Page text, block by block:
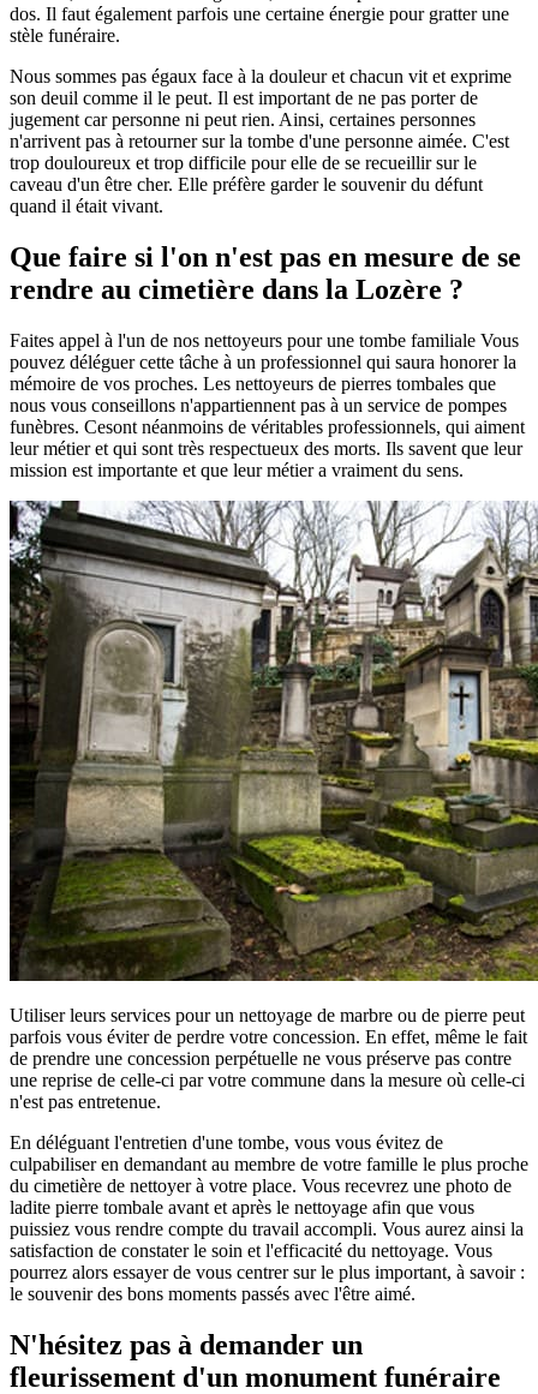
dos. Il faut également parfois une certaine énergie pour gratter une
stèle funéraire.
Nous sommes pas égaux face à la douleur et chacun vit et exprime
son deuil comme il le peut. Il est important de ne pas porter de
jugement car personne ni peut rien. Ainsi, certaines personnes
n'arrivent pas à retourner sur la tombe d'une personne aimée. C'est
trop douloureux et trop difficile pour elle de se recueillir sur le
caveau d'un être cher. Elle préfère garder le souvenir du défunt
quand il était vivant.
Que faire si l'on n'est pas en mesure de se
rendre au cimetière dans la Lozère ?
Faites appel à l'un de nos nettoyeurs pour une tombe familiale Vous
pouvez déléguer cette tâche à un professionnel qui saura honorer la
mémoire de vos proches. Les nettoyeurs de pierres tombales que
nous vous conseillons n'appartiennent pas à un service de pompes
funèbres. Cesont néanmoins de véritables professionnels, qui aiment
leur métier et qui sont très respectueux des morts. Ils savent que leur
mission est importante et que leur métier a vraiment du sens.
Utiliser leurs services pour un nettoyage de marbre ou de pierre peut
parfois vous éviter de perdre votre concession. En effet, même le fait
de prendre une concession perpétuelle ne vous préserve pas contre
une reprise de celle-ci par votre commune dans la mesure où celle-ci
n'est pas entretenue.
En déléguant l'entretien d'une tombe, vous vous évitez de
culpabiliser en demandant au membre de votre famille le plus proche
du cimetière de nettoyer à votre place. Vous recevrez une photo de
ladite pierre tombale avant et après le nettoyage afin que vous
puissiez vous rendre compte du travail accompli. Vous aurez ainsi la
satisfaction de constater le soin et l'efficacité du nettoyage. Vous
pourrez alors essayer de vous centrer sur le plus important, à savoir :
le souvenir des bons moments passés avec l'être aimé.
N'hésitez pas à demander un
fleurissement d'un monument funéraire